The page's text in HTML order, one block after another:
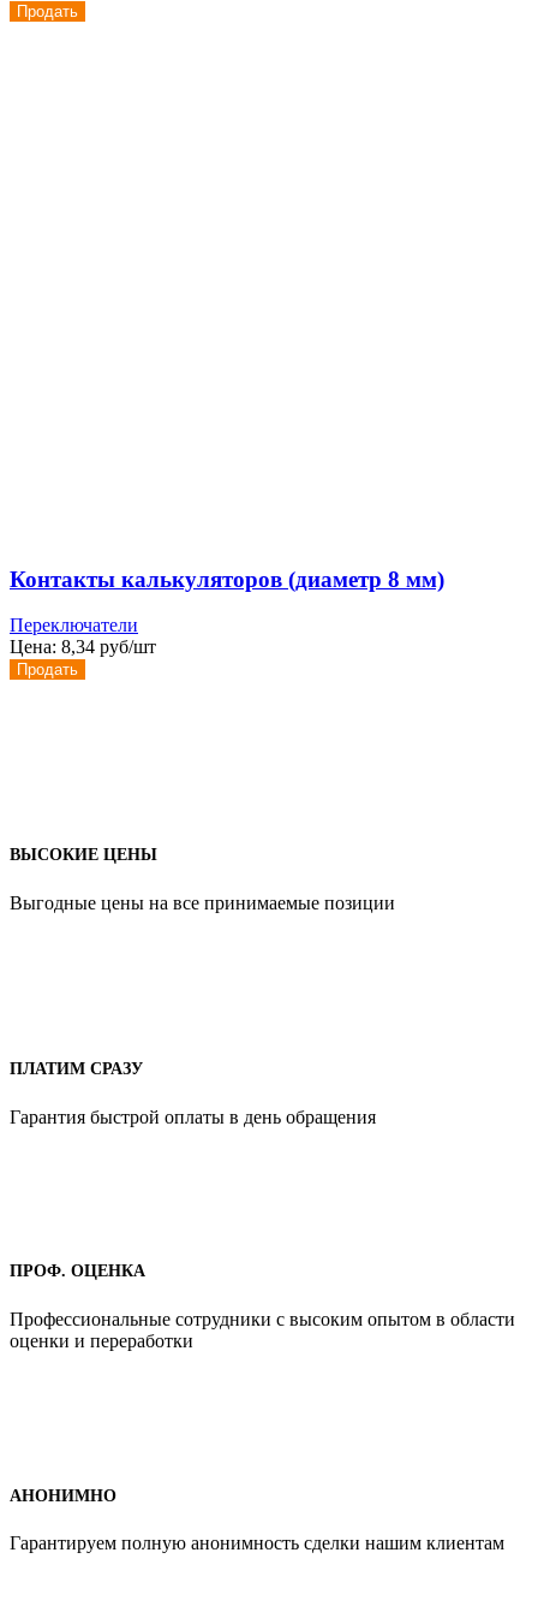
Продать
Контакты калькуляторов (диаметр 8 мм)
Переключатели
Цена: 8,34 руб/шт
Продать
ВЫСОКИЕ ЦЕНЫ
Выгодные цены на все принимаемые позиции
ПЛАТИМ СРАЗУ
Гарантия быстрой оплаты в день обращения
ПРОФ. ОЦЕНКА
Профессиональные сотрудники с высоким опытом в области
оценки и переработки
АНОНИМНО
Гарантируем полную анонимность сделки нашим клиентам